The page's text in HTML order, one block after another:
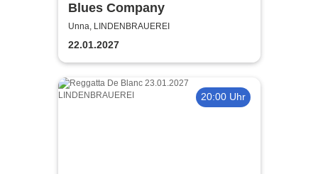
Blues Company
Unna, LINDENBRAUEREI
22.01.2027
20:00 Uhr